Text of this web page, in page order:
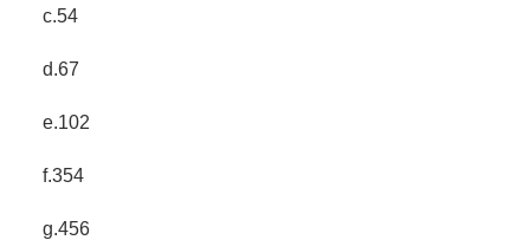
c.54
d.67
e.102
f.354
g.456